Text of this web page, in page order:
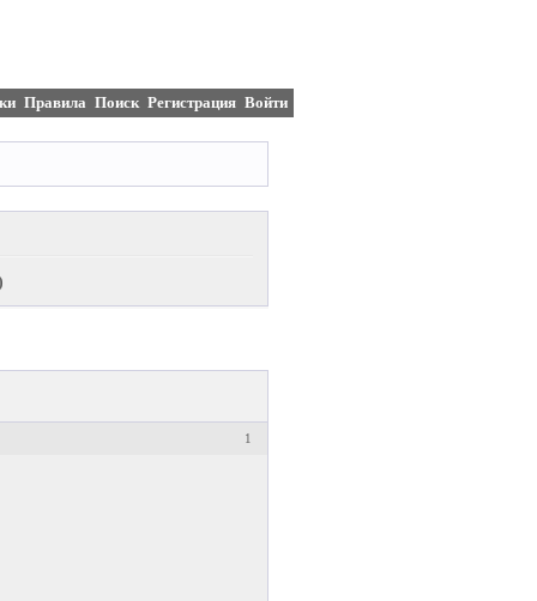
Правила Поиск Регистрация Войти
1